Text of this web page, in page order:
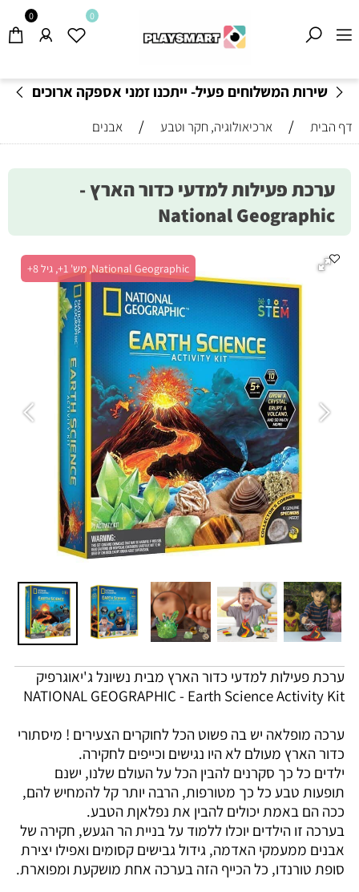
שירות המשלוחים פעיל- ייתכנו זמני אספקה ארוכים
0 0
דף הבית / ארכיאולוגיה, חקר וטבע / אבנים
ערכת פעילות למדעי כדור הארץ -
National Geographic
National Geographic, מש' 1+, גיל 8+
ערכת פעילות למדעי כדור הארץ מבית נשיונל ג'יאוגרפיק
NATIONAL GEOGRAPHIC - Earth Science Activity Kit
ערכה מופלאה יש בה פשוט הכל לחוקרים הצעירים ! מיסתורי
כדור הארץ מעולם לא היו נגישים וכייפים לחקירה.
ילדים כל כך סקרנים להבין הכל על העולם שלנו, ישנם
תופעות טבע כל כך מטורפות, הרבה יותר קל להמחיש להם,
ככה הם באמת יכולים להבין את נפלאןת הטבע.
בערכה זו הילדים יוכלו ללמוד עלבניית הר הגעש, חקירה של
אבנים ממעמקי האדמה, גידול גבישים קסומים ואפילו יצירת
סופת טורנדו, כל הכייף הזה בערכה אחת מושקעת ומפוארת.